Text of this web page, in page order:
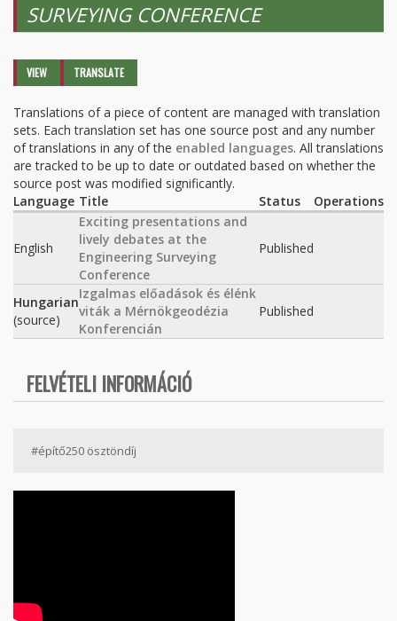
SURVEYING CONFERENCE
Primary tabs
VIEW TRANSLATE
Translations of a piece of content are managed with translation
sets. Each translation set has one source post and any number
of translations in any of the enabled languages. All translations
are tracked to be up to date or outdated based on whether the
source post was modified significantly.
Language Title Status Operations
English
Exciting presentations and
lively debates at the
Engineering Surveying
Conference
Published
Hungarian
(source)
Izgalmas előadások és élénk
viták a Mérnökgeodézia
Konferencián
Published
FELVÉTELI INFORMÁCIÓ
#építő250 ösztöndíj